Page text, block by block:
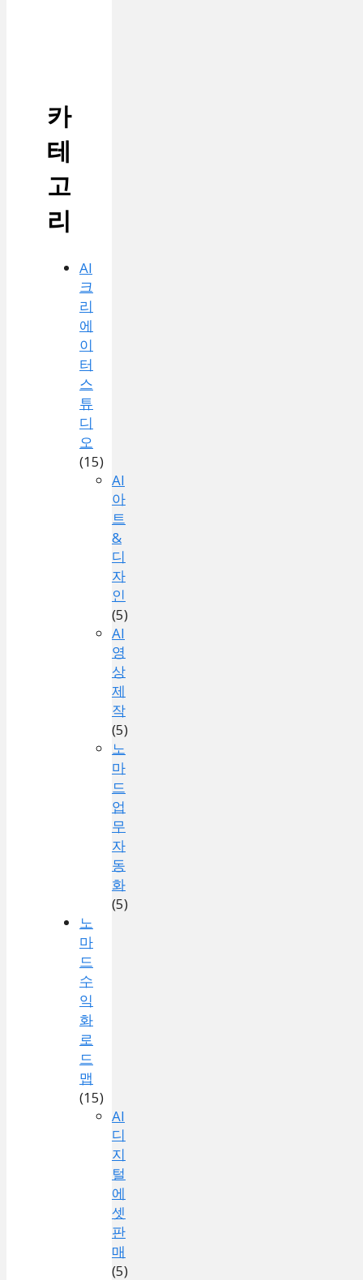
카
테
고
리
AI
크
리
에
이
터
스
튜
디
오
(15)
AI
아
트
&
디
자
인
(5)
AI
영
상
제
작
(5)
노
마
드
업
무
자
동
화
(5)
노
마
드
수
익
화
로
드
맵
(15)
AI
디
지
털
에
셋
판
매
(5)